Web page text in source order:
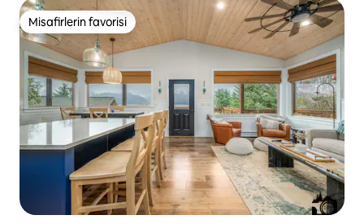
Misafirlerin favorisi
Misafirlerin favorisi